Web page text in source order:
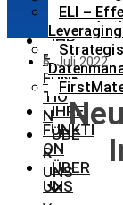
IHR
E
FUNK
TIO
N
ÜBE
R
UNS
ELI –
IHRE
FUNKTI
ON
ÜBER
UNS
6. Juli 2022